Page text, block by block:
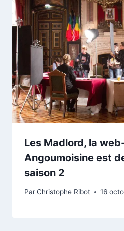
Les Madlord, la
Angoumoisine est
saison 2
ParChristophe Ribot 16